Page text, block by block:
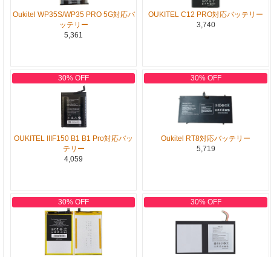
Oukitel WP35S/WP35 PRO 5G対応バ
ッテリー
5,361
OUKITEL C12 PRO対応バッテリー
3,740
30% OFF
OUKITEL IIIF150 B1 B1 Pro対応バッ
テリー
4,059
30% OFF
Oukitel RT8対応バッテリー
5,719
30% OFF 30% OFF